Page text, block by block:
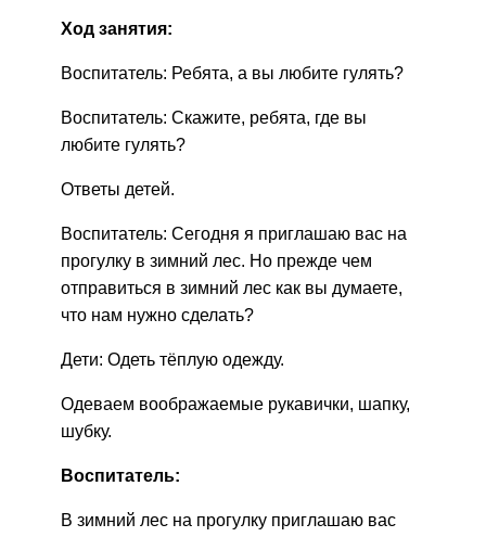
Ход занятия:
Воспитатель: Ребята, а вы любите гулять?
Воспитатель: Скажите, ребята, где вы
любите гулять?
Ответы детей.
Воспитатель: Сегодня я приглашаю вас на
прогулку в зимний лес. Но прежде чем
отправиться в зимний лес как вы думаете,
что нам нужно сделать?
Дети: Одеть тёплую одежду.
Одеваем воображаемые рукавички, шапку,
шубку.
Воспитатель:
В зимний лес на прогулку приглашаю вас